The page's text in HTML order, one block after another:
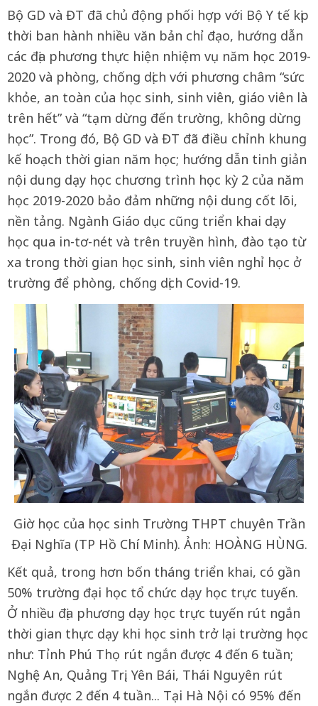
Bộ GD và ĐT đã chủ động phối hợp với Bộ Y tế kịp
thời ban hành nhiều văn bản chỉ đạo, hướng dẫn
các địa phương thực hiện nhiệm vụ năm học 2019-
2020 và phòng, chống dịch với phương châm “sức
khỏe, an toàn của học sinh, sinh viên, giáo viên là
trên hết” và “tạm dừng đến trường, không dừng
học”. Trong đó, Bộ GD và ĐT đã điều chỉnh khung
kế hoạch thời gian năm học; hướng dẫn tinh giản
nội dung dạy học chương trình học kỳ 2 của năm
học 2019-2020 bảo đảm những nội dung cốt lõi,
nền tảng. Ngành Giáo dục cũng triển khai dạy
học qua in-tơ-nét và trên truyền hình, đào tạo từ
xa trong thời gian học sinh, sinh viên nghỉ học ở
trường để phòng, chống dịch Covid-19.
Giờ học của học sinh Trường THPT chuyên Trần
Đại Nghĩa (TP Hồ Chí Minh). Ảnh: HOÀNG HÙNG.
Kết quả, trong hơn bốn tháng triển khai, có gần
50% trường đại học tổ chức dạy học trực tuyến.
Ở nhiều địa phương dạy học trực tuyến rút ngắn
thời gian thực dạy khi học sinh trở lại trường học
như: Tỉnh Phú Thọ rút ngắn được 4 đến 6 tuần;
Nghệ An, Quảng Trị, Yên Bái, Thái Nguyên rút
ngắn được 2 đến 4 tuần... Tại Hà Nội có 95% đến